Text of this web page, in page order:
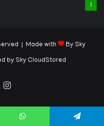
1
| Made with By Sky
by Sky CloudStored
Instagram